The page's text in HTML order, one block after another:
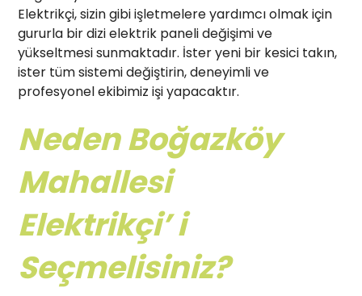
Elektrikçi, sizin gibi işletmelere yardımcı olmak için
gururla bir dizi elektrik paneli değişimi ve
yükseltmesi sunmaktadır. İster yeni bir kesici takın,
ister tüm sistemi değiştirin, deneyimli ve
profesyonel ekibimiz işi yapacaktır.
Neden Boğazköy
Mahallesi
Elektrikçi’ i
Seçmelisiniz?